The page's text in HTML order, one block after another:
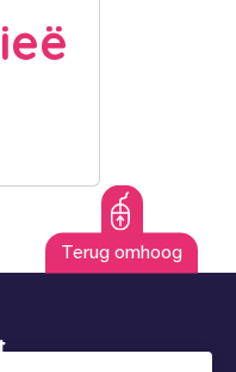
Terug omhoog